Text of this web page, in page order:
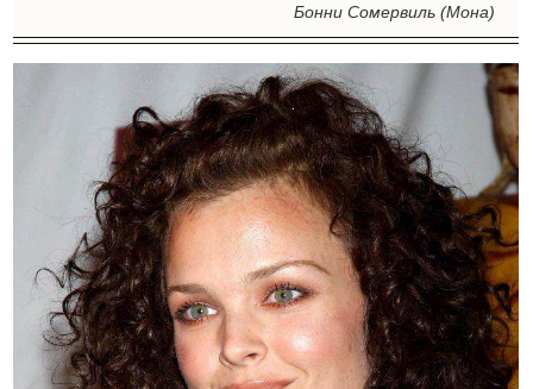
Бонни Сомервиль (Мона)